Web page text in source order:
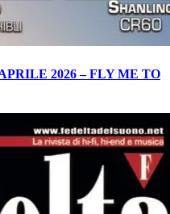
2026 – FLY ME TO